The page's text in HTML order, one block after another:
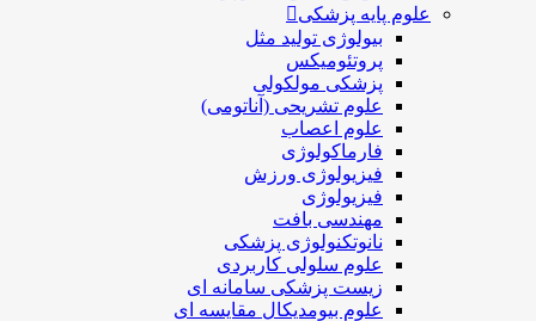
علوم پایه پزشکی
بیولوژی تولید مثل
پروتئومیکس
پزشکی مولکولی
علوم تشریحی (آناتومی)
علوم اعصاب
فارماکولوژی
فیزیولوژی ورزش
فیزیولوژی
مهندسی بافت
نانوتکنولوژی پزشکی
علوم سلولی کاربردی
زیست پزشکی سامانه ای
علوم بیومدیکال مقایسه ای